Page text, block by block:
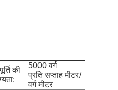
की
5000 वर्ग
प्रति सप्ताह मीटर/
वर्ग मीटर